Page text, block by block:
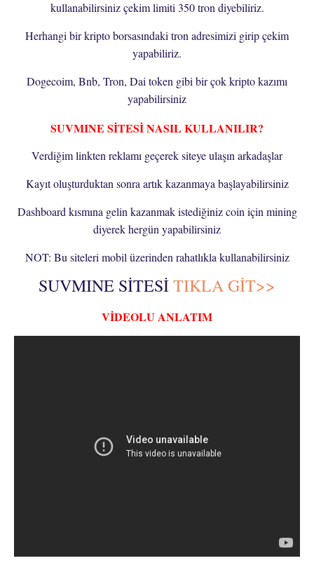
kullanabilirsiniz çekim limiti 350 tron diyebiliriz.
Herhangi bir kripto borsasındaki tron adresimizi girip çekim
yapabiliriz.
Dogecoim, Bnb, Tron, Dai token gibi bir çok kripto kazımı
yapabilirsiniz
SUVMINE SİTESİ NASIL KULLANILIR?
Verdiğim linkten reklamı geçerek siteye ulaşın arkadaşlar
Kayıt oluşturduktan sonra artık kazanmaya başlayabilirsiniz
Dashboard kısmına gelin kazanmak istediğiniz coin için mining
diyerek hergün yapabilirsiniz
NOT: Bu siteleri mobil üzerinden rahatlıkla kullanabilirsiniz
SUVMINE SİTESİTIKLA GİT>>
VİDEOLU ANLATIM